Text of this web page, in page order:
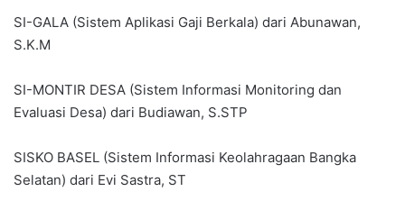
SI-GALA (Sistem Aplikasi Gaji Berkala) dari Abunawan,
S.K.M
SI-MONTIR DESA (Sistem Informasi Monitoring dan
Evaluasi Desa) dari Budiawan, S.STP
SISKO BASEL (Sistem Informasi Keolahragaan Bangka
Selatan) dari Evi Sastra, ST